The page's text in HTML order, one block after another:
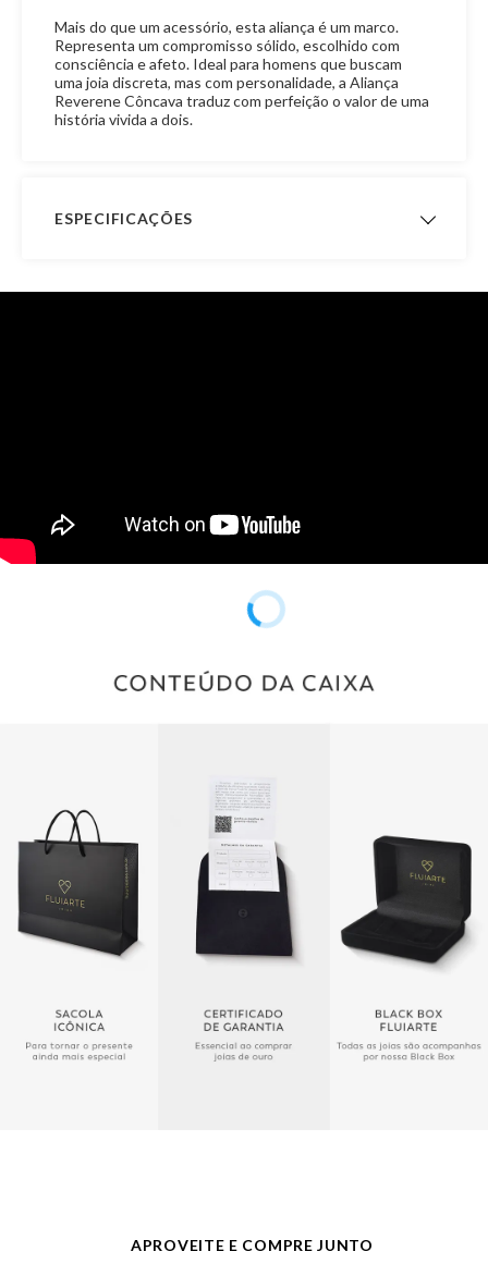
Mais do que um acessório, esta aliança é um marco.
Representa um compromisso sólido, escolhido com
consciência e afeto. Ideal para homens que buscam
uma joia discreta, mas com personalidade, a Aliança
Reverene Côncava traduz com perfeição o valor de uma
história vivida a dois.
ESPECIFICAÇÕES
Interno
Peso Aproximado 1,9 gramas
Pedra Sem Pedra
Possui Acabamento Polido e
Público Masculino
Polido
APROVEITE E COMPRE JUNTO